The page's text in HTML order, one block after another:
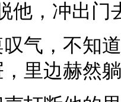
他，冲出门
，不知道
里边赫然